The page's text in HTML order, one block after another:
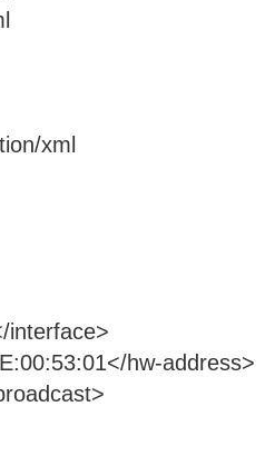
xml
interface>
hw-address>